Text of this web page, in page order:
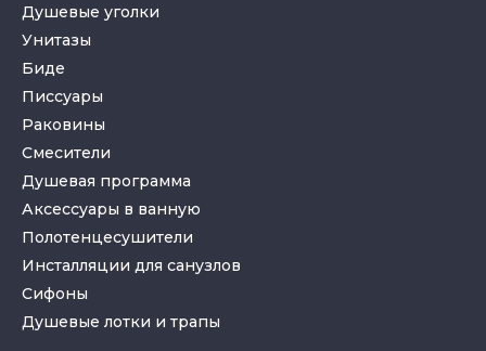
Душевые уголки
Унитазы
Биде
Писсуары
Раковины
Смесители
Душевая программа
Аксессуары в ванную
Полотенцесушители
Инсталляции для санузлов
Cифоны
Душевые лотки и трапы